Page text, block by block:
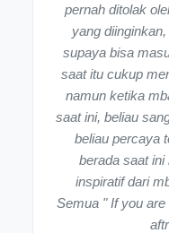
pernah ditolak
yang
supaya bisa
saat itu cukup
namun ketika
saat ini, beliau
beliau percaya
berada saat ini
inspiratif dari
Semua " If you